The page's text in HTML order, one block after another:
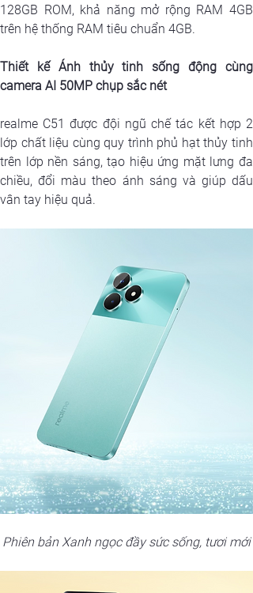
128GB ROM, khả năng mở rộng RAM 4GB
trên hệ thống RAM tiêu chuẩn 4GB.
Thiết kế Ánh thủy tinh sống động cùng
camera AI 50MP chụp sắc nét
realme C51 được đội ngũ chế tác kết hợp 2
lớp chất liệu cùng quy trình phủ hạt thủy tinh
trên lớp nền sáng, tạo hiệu ứng mặt lưng đa
chiều, đổi màu theo ánh sáng và giúp dấu
vân tay hiệu quả.
Phiên bản Xanh ngọc đầy sức sống, tươi mới